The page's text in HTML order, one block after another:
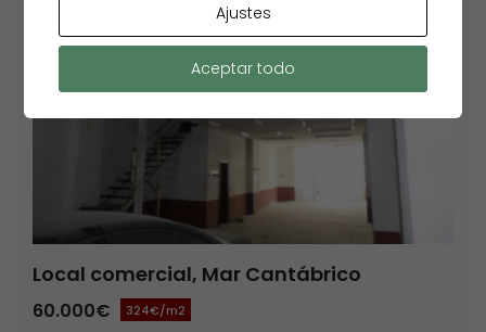
Venta
Local comercial, Mar Cantábrico
60.000€ 324€/m2
Ajustes
Aceptar todo